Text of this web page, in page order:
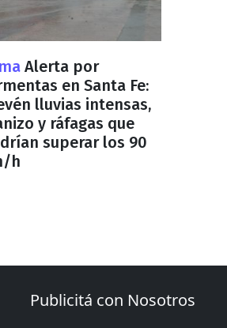
Alerta por
en Santa Fe:
lluvias intensas,
y ráfagas que
superar los 90
h
Publicitá con Nosotros